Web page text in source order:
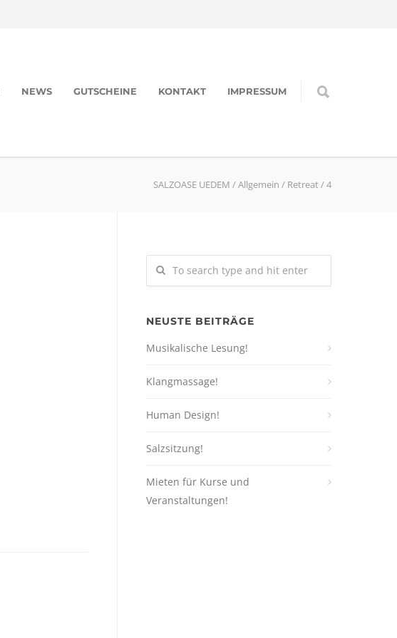
NEWS GUTSCHEINE KONTAKT IMPRESSUM
SALZOASE UEDEM /Allgemein / Retreat/4
NEUSTE BEITRÄGE
Musikalische Lesung!
Klangmassage!
Human Design!
Salzsitzung!
Mieten für Kurse und
Veranstaltungen!